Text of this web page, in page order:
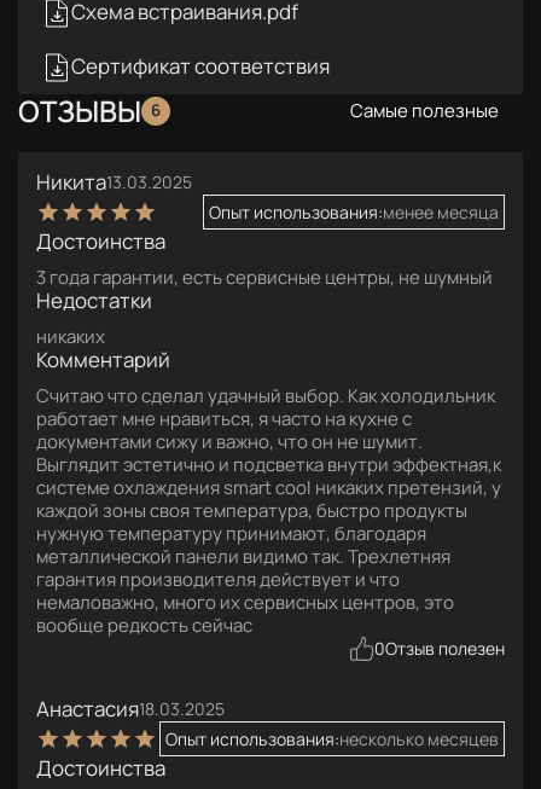
Схема встраивания.pdf
Сертификат соответствия
ОТЗЫВЫ 6 Самые полезные
Никита13.03.2025
Опыт использования:менее месяца
Достоинства
3 года гарантии, есть сервисные центры, не шумный
Недостатки
никаких
Комментарий
Считаю что сделал удачный выбор. Как холодильник
работает мне нравиться, я часто на кухне с
документами сижу и важно, что он не шумит.
Выглядит эстетично и подсветка внутри эффектная,к
системе охлаждения smart cool никаких претензий, у
каждой зоны своя температура, быстро продукты
нужную температуру принимают, благодаря
металлической панели видимо так. Трехлетняя
гарантия производителя действует и что
немаловажно, много их сервисных центров, это
вообще редкость сейчас
0Отзыв полезен
Анастасия18.03.2025
Опыт использования:несколько месяцев
Достоинства